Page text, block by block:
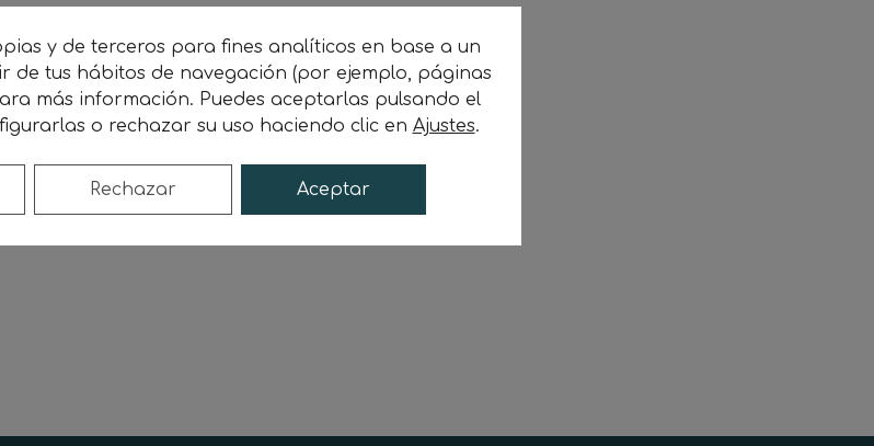
y de terceros para fines analíticos en base a un
de tus hábitos de navegación (por ejemplo, páginas
más información. Puedes aceptarlas pulsando el
o rechazar su uso haciendo clic en Ajustes.
Aceptar
Rechazar